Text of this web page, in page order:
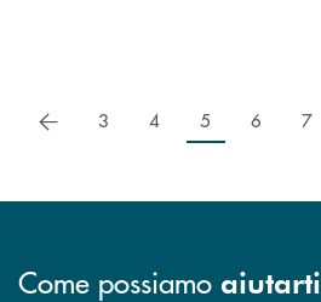
precedente
3 4 5 6 7
Come possiamo aiutarti